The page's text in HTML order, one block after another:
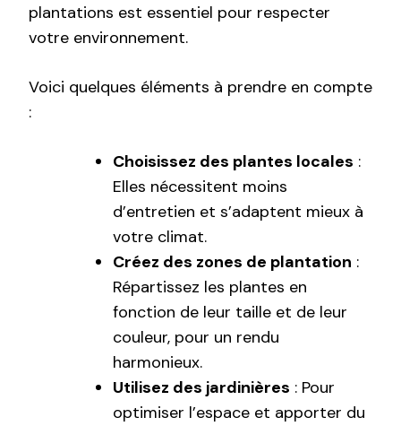
plantations est essentiel pour respecter
votre environnement.
Voici quelques éléments à prendre en compte
:
Choisissez des plantes locales :
Elles nécessitent moins
d’entretien et s’adaptent mieux à
votre climat.
Créez des zones de plantation :
Répartissez les plantes en
fonction de leur taille et de leur
couleur, pour un rendu
harmonieux.
Utilisez des jardinières : Pour
optimiser l’espace et apporter du